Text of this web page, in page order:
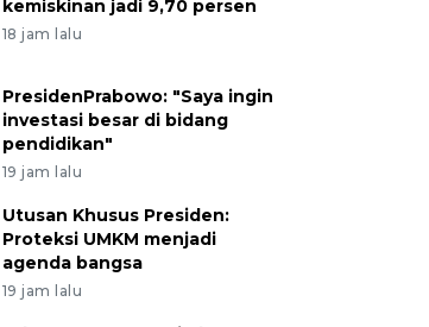
kemiskinan jadi 9,70 persen
18 jam lalu
PresidenPrabowo: "Saya ingin
investasi besar di bidang
pendidikan"
19 jam lalu
Utusan Khusus Presiden:
Proteksi UMKM menjadi
agenda bangsa
19 jam lalu